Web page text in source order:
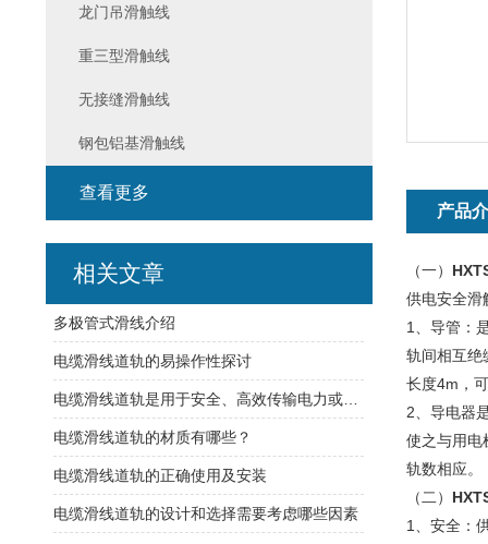
产品
（一）
供电安全滑
1、导管：
轨间相互绝
长度4m，
2、导电器
使之与用电
轨数相应。
（二）
1、安全：
龙门吊滑触线
重三型滑触线
无接缝滑触线
钢包铝基滑触线
查看更多
相关文章
​多极管式滑线介绍
电缆滑线道轨的易操作性探讨
电缆滑线道轨的材质有哪些？
电缆滑线道轨的正确使用及安装
电缆滑线道轨的设计和选择需要考虑哪些因素